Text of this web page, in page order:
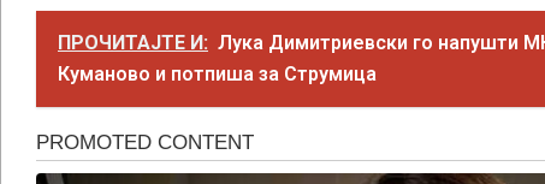
ПРОЧИТАЈТЕ И: Лука Димитриевски го напушти
Куманово и потпиша за Струмица